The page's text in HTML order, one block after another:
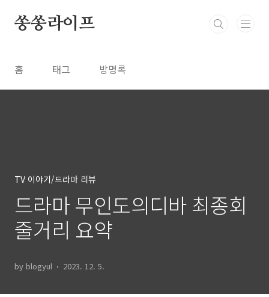
쏭쏭라이프
홈 태그 방명록
TV 이야기/드라마 리뷰
드라마 무인도의디바 최종회
줄거리 요약
by blogyul 2023. 12. 5.